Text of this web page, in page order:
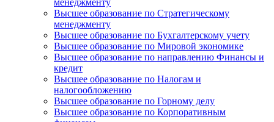
Высшее образование по Стратегическому
менеджменту
Высшее образование по Бухгалтерскому учету
Высшее образование по Мировой экономике
Высшее образование по направлению Финансы и
кредит
Высшее образование по Налогам и
налогообложению
Высшее образование по Горному делу
Высшее образование по Корпоративным